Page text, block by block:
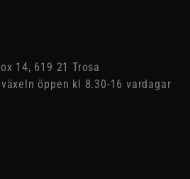
14, 619 21 Trosa
öppen kl 8.30-16 vardagar